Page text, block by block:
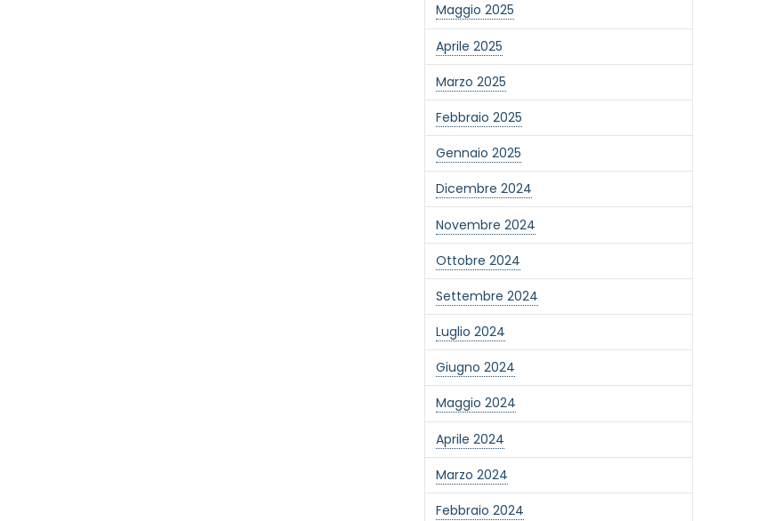
Maggio 2025
Aprile 2025
Marzo 2025
Febbraio 2025
Gennaio 2025
Dicembre 2024
Novembre 2024
Ottobre 2024
Settembre 2024
Luglio 2024
Giugno 2024
Maggio 2024
Aprile 2024
Marzo 2024
Febbraio 2024